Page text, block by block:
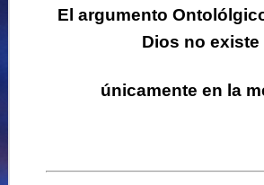
El argumento
Dios no existe
únicamente en la